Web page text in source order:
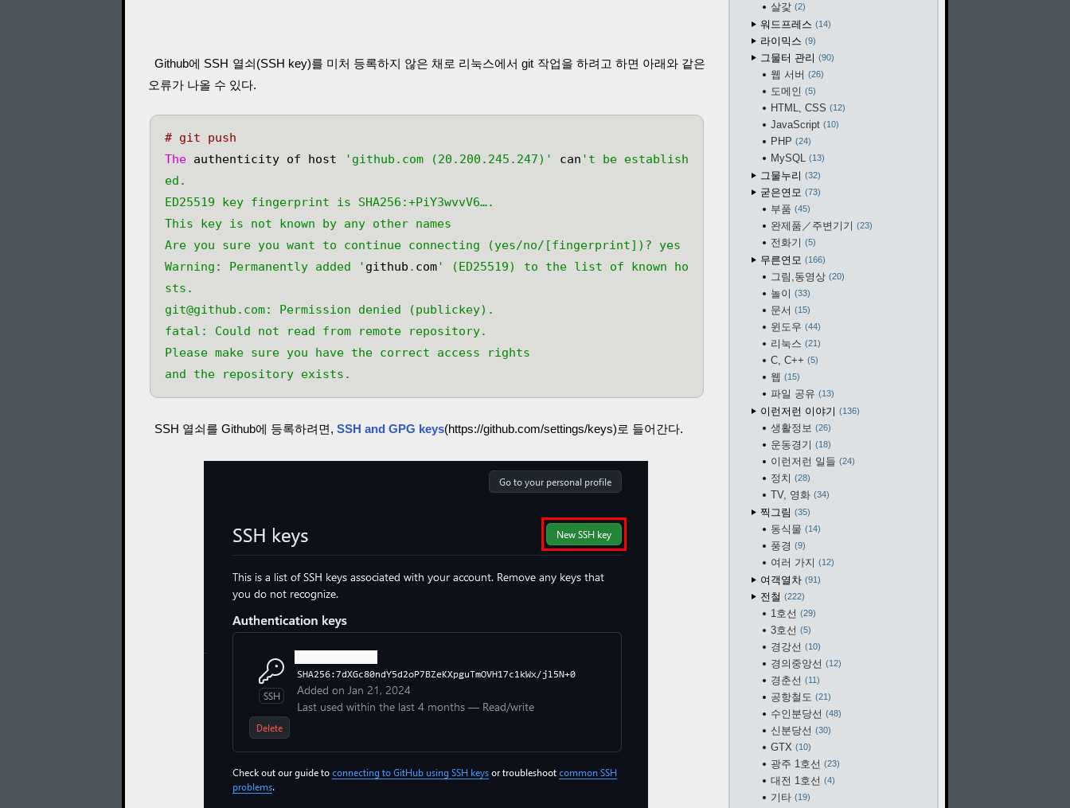
Github에 SSH 열쇠(SSH key)를 미처 등록하지 않은 채로 리눅스에서 git 작업을 하려고 하면 아래와 같은
오류가 나올 수 있다.
# git push
The authenticity of host 'github.com (20.200.245.247)' can 't be establish
ed.
ED25519 key fingerprint is SHA256:+PiY3wvvV6….
This key is not known by any other names
Are you sure you want to continue connecting (yes/no/[fingerprint])? yes
Warning: Permanently added ' github . com' (ED25519) to the list of known ho
sts.
git@github.com: Permission denied (publickey).
fatal: Could not read from remote repository.
Please make sure you have the correct access rights
and the repository exists.
SSH 열쇠를 Github에 등록하려면, SSH and GPG keys(https://github.com/settings/keys)로 들어간다.
살갗 2
워드프레스 14
라이믹스 9
그물터 관리 90
웹 서버 26
도메인 5
HTML, CSS 12
JavaScript 10
PHP 24
MySQL 13
그물누리 32
굳은연모 73
부품 45
완제품／주변기기 23
전화기 5
무른연모 166
그림,동영상 20
놀이 33
문서 15
윈도우 44
리눅스 21
C, C++ 5
웹 15
파일 공유 13
이런저런 이야기 136
생활정보 26
운동경기 18
이런저런 일들 24
정치 28
TV, 영화 34
찍그림 35
동식물 14
풍경 9
여러 가지 12
여객열차 91
전철 222
1호선 29
3호선 5
경강선 10
경의중앙선 12
경춘선 11
공항철도 21
수인분당선 48
신분당선 30
GTX 10
광주 1호선 23
대전 1호선 4
기타 19